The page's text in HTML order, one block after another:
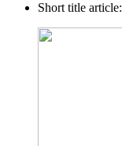
Short title article: